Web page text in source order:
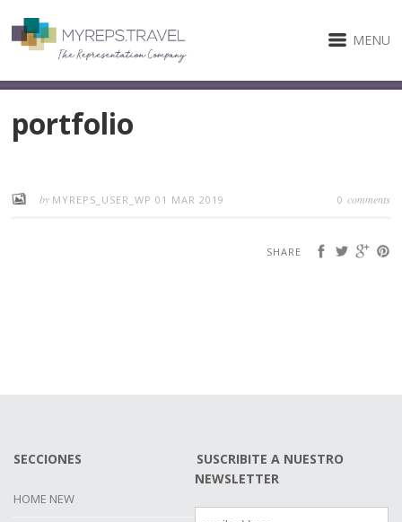
MENU
portfolio
by MYREPS_USER_WP01 MAR 2019 0 comments
SHARE
SECCIONES
HOME NEW
SUSCRIBITE A NUESTRO
NEWSLETTER